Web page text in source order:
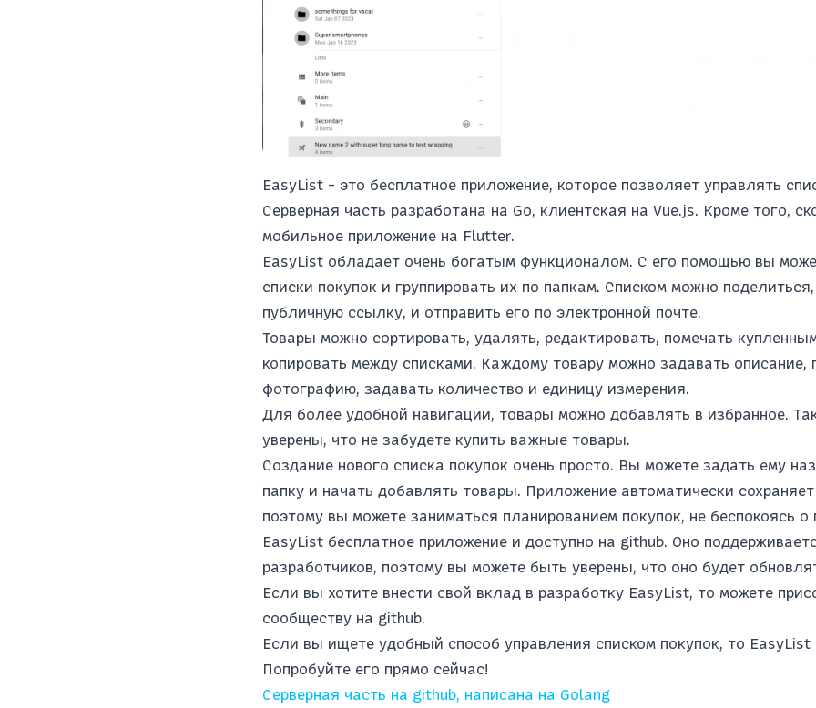
EasyList - это бесплатное приложение, которое позволяет управлять
Серверная часть разработана на Go, клиентская на Vue.js. Кроме того,
мобильное приложение на Flutter.
EasyList обладает очень богатым функционалом. С его помощью вы
списки покупок и группировать их по папкам. Списком можно
публичную ссылку, и отправить его по электронной почте.
Товары можно сортировать, удалять, редактировать, помечать
копировать между списками. Каждому товару можно задавать описание,
фотографию, задавать количество и единицу измерения.
Для более удобной навигации, товары можно добавлять в избранное.
уверены, что не забудете купить важные товары.
Создание нового списка покупок очень просто. Вы можете задать ему
папку и начать добавлять товары. Приложение автоматически
поэтому вы можете заниматься планированием покупок, не беспокоясь о
EasyList бесплатное приложение и доступно на github. Оно
разработчиков, поэтому вы можете быть уверены, что оно будет
Если вы хотите внести свой вклад в разработку EasyList, то можете
сообществу на github.
Если вы ищете удобный способ управления списком покупок, то
Попробуйте его прямо сейчас!
Серверная часть на github, написана на Golang